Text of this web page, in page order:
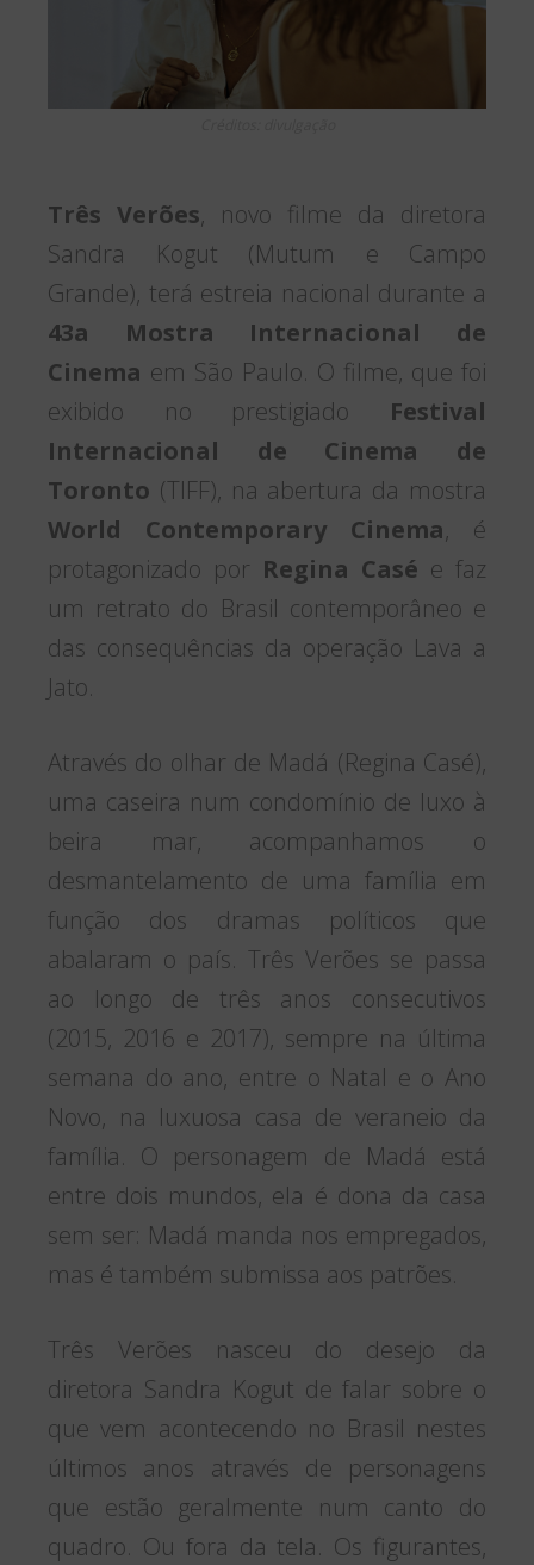
Três Verões, novo filme da diretora
Sandra Kogut (Mutum e Campo
Grande), terá estreia nacional durante a
43a Mostra Internacional de
Cinema em São Paulo. O filme, que foi
exibido no prestigiado Festival
Internacional de Cinema de
Toronto (TIFF), na abertura da mostra
World Contemporary Cinema, é
protagonizado por Regina Casé e faz
um retrato do Brasil contemporâneo e
das consequências da operação Lava a
Jato.
Através do olhar de Madá (Regina Casé),
uma caseira num condomínio de luxo à
beira mar, acompanhamos o
desmantelamento de uma família em
função dos dramas políticos que
abalaram o país. Três Verões se passa
ao longo de três anos consecutivos
(2015, 2016 e 2017), sempre na última
semana do ano, entre o Natal e o Ano
Novo, na luxuosa casa de veraneio da
família. O personagem de Madá está
entre dois mundos, ela é dona da casa
sem ser: Madá manda nos empregados,
mas é também submissa aos patrões.
Três Verões nasceu do desejo da
diretora Sandra Kogut de falar sobre o
que vem acontecendo no Brasil nestes
últimos anos através de personagens
que estão geralmente num canto do
quadro. Ou fora da tela. Os figurantes,